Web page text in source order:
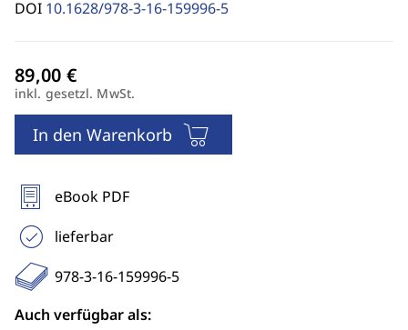
DOI 10.1628/978-3-16-159996-5
inkl. gesetzl. MwSt.
In den Warenkorb
eBook PDF
lieferbar
978-3-16-159996-5
Auch verfügbar als: